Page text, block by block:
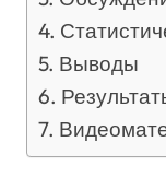
Выводы